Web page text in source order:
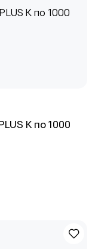
K по 1000